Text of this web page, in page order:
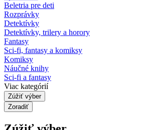
Beletria pre deti
Rozprávky
Detektívky
Detektívky, trilery a horory
Fantasy
Sci-fi, fantasy a komiksy
Komiksy
Náučné knihy
Sci-fi a fantasy
Viac kategórií
Zúžiť výber
Zoradiť